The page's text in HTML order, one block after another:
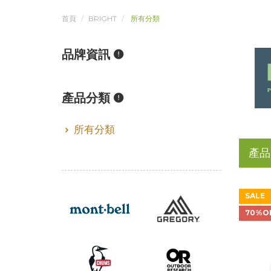
首頁 BRIGHT 所有分類
產品
SALE
品牌資訊
產品分類
所有分類